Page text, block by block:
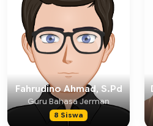
Fahrudino Ahmad, S.Pd
Guru Bahasa Jerman
8 Siswa